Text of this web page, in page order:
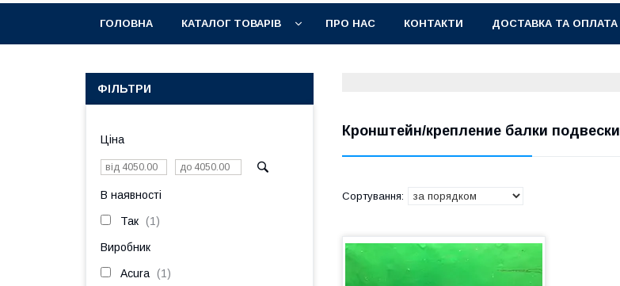
ГОЛОВНА КАТАЛОГ ТОВАРІВ ПРО НАС КОНТАКТИ ДОСТАВКА ТА ОПЛАТА
Кронштейн/крепление балки подвески
ФІЛЬТРИ
Ціна
В наявності
Так 1
Виробник
Acura 1